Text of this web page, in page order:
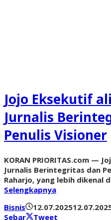
Jojo Eksekutif
Jurnalis
Penulis Visioner
KORAN PRIORITAS.com —
Jurnalis Berintegritas dan
Raharjo, yang lebih dikenal
Selengkapnya
Bisnis
12.07.2025
Sebar
Tweet